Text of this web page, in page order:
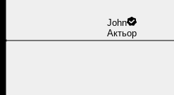
John
Актьор